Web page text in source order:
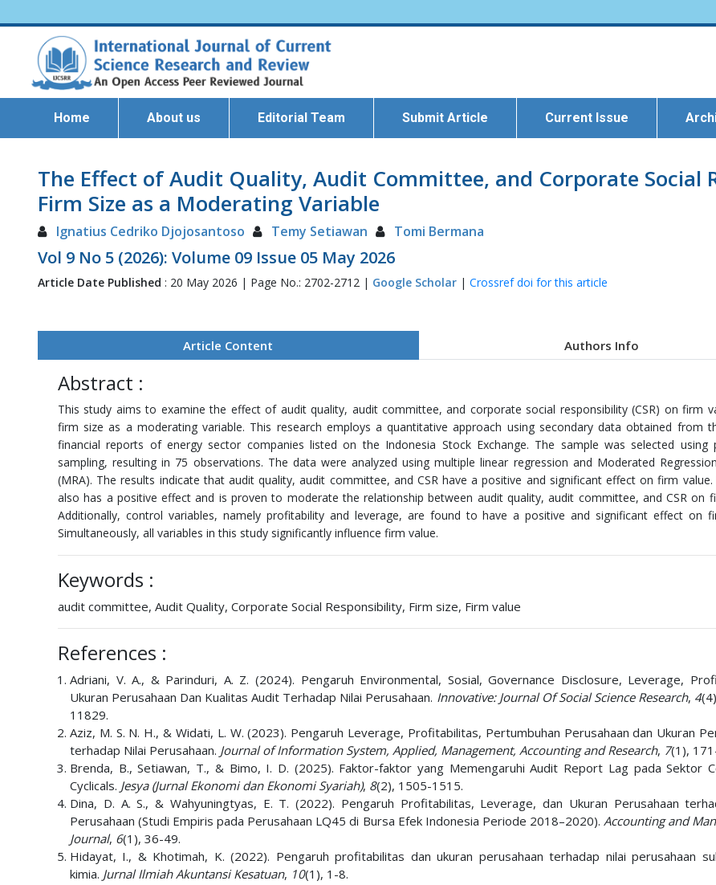
Home About us Editorial Team Submit Article Current Issue
The Effect of Audit Quality, Audit Committee, and Corporate Social
Firm Size as a Moderating Variable
Ignatius Cedriko Djojosantoso Temy Setiawan Tomi Bermana
Vol 9 No 5 (2026): Volume 09 Issue 05 May 2026
Article Date Published : 20 May 2026 | Page No.: 2702-2712 | Google Scholar | Crossref doi for this article
Article Content Authors Info
Abstract :
This study aims to examine the effect of audit quality, audit committee, and corporate social responsibility (CSR) on firm
firm size as a moderating variable. This research employs a quantitative approach using secondary data obtained from
financial reports of energy sector companies listed on the Indonesia Stock Exchange. The sample was selected using
sampling, resulting in 75 observations. The data were analyzed using multiple linear regression and Moderated
(MRA). The results indicate that audit quality, audit committee, and CSR have a positive and significant effect on firm value.
also has a positive effect and is proven to moderate the relationship between audit quality, audit committee, and CSR on
Additionally, control variables, namely profitability and leverage, are found to have a positive and significant effect on
Simultaneously, all variables in this study significantly influence firm value.
Keywords :
audit committee, Audit Quality, Corporate Social Responsibility, Firm size, Firm value
References :
Adriani, V. A., & Parinduri, A. Z. (2024). Pengaruh Environmental, Sosial, Governance Disclosure, Leverage,
Ukuran Perusahaan Dan Kualitas Audit Terhadap Nilai Perusahaan. Innovative: Journal Of Social Science Research, 4
11829.
Aziz, M. S. N. H., & Widati, L. W. (2023). Pengaruh Leverage, Profitabilitas, Pertumbuhan Perusahaan dan Ukuran
terhadap Nilai Perusahaan. Journal of Information System, Applied, Management, Accounting and Research, 7(1),
Brenda, B., Setiawan, T., & Bimo, I. D. (2025). Faktor-faktor yang Memengaruhi Audit Report Lag pada Sektor
Cyclicals. Jesya (Jurnal Ekonomi dan Ekonomi Syariah), 8(2), 1505-1515.
Dina, D. A. S., & Wahyuningtyas, E. T. (2022). Pengaruh Profitabilitas, Leverage, dan Ukuran Perusahaan
Perusahaan (Studi Empiris pada Perusahaan LQ45 di Bursa Efek Indonesia Periode 2018–2020). Accounting and
Journal, 6(1), 36-49.
Hidayat, I., & Khotimah, K. (2022). Pengaruh profitabilitas dan ukuran perusahaan terhadap nilai perusahaan
kimia. Jurnal Ilmiah Akuntansi Kesatuan, 10(1), 1-8.